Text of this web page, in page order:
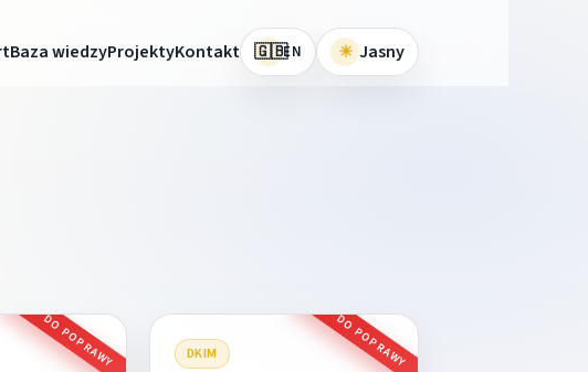
Baza wiedzyProjektyKontakt 🇬🇧EN ☀ Jasny
DO POPRAWY DKIM DO POPRAWY